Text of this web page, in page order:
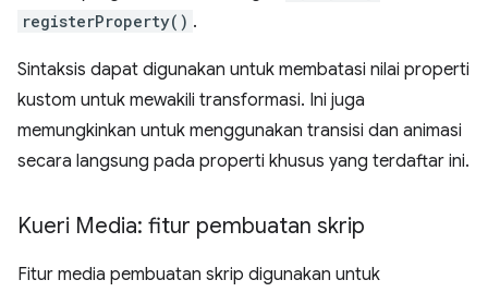
registerProperty() .
Sintaksis dapat digunakan untuk membatasi nilai properti
kustom untuk mewakili transformasi. Ini juga
memungkinkan untuk menggunakan transisi dan animasi
secara langsung pada properti khusus yang terdaftar ini.
Kueri Media: fitur pembuatan skrip
Fitur media pembuatan skrip digunakan untuk